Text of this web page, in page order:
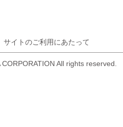
サイトのご利用にあたって
All rights reserved.